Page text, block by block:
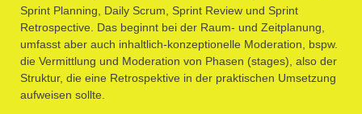
Sprint Planning, Daily Scrum, Sprint Review und Sprint
Retrospective. Das beginnt bei der Raum- und Zeitplanung,
umfasst aber auch inhaltlich-konzeptionelle Moderation, bspw.
die Vermittlung und Moderation von Phasen (stages), also der
Struktur, die eine Retrospektive in der praktischen Umsetzung
aufweisen sollte.